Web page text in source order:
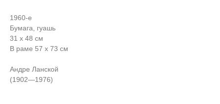
1960-е
Бумага, гуашь
31 х 48 см
В раме 57 х 73 см
Андре Ланской
(1902—1976)